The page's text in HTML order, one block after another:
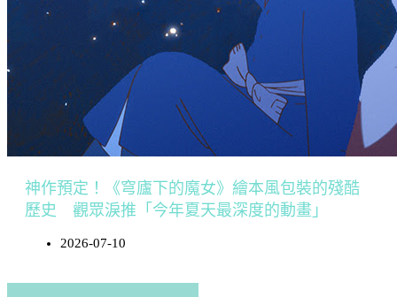
神作預定！《穹廬下的魔女》繪本風包裝的殘酷
歷史 觀眾淚推「今年夏天最深度的動畫」
2026-07-10